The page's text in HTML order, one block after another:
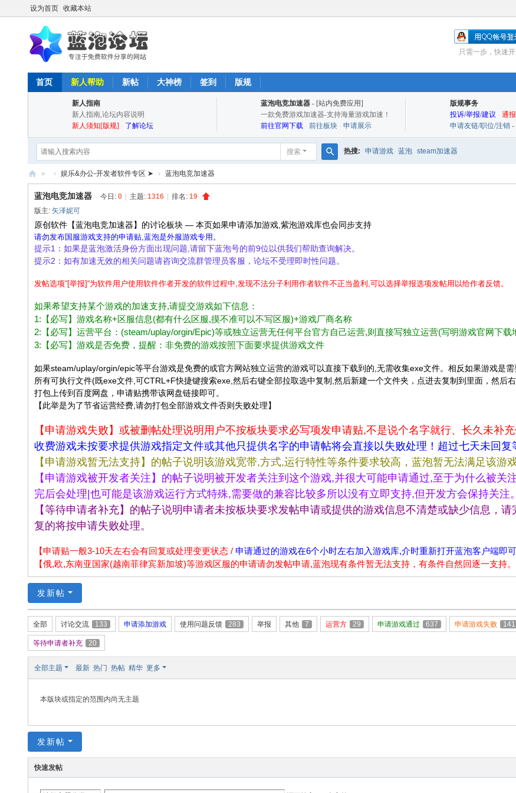
设为首页 收藏本站
只需一步，快速
首页 新人帮助 新帖 大神榜 签到 版规
新人指南
新人指南,论坛内容说明
新人须知[版规] - 了解论坛
蓝泡电竞加速器 - [站内免费应用]
一款免费游戏加速器-支持海量游戏加速！
前往官网下载 - 前往板块 - 申请展示
版规事务
投诉/举报/建议 - 通
申请友链/职位/注销
搜索
索
热搜: 申请游戏 蓝泡 steam加速器
蓝
泡
论
坛
娱
乐
软
学
习
论
bs
np
et
» › 娱乐&办公-开发者软件专区 ➤ › 蓝泡电竞加速器
蓝泡电竞加速器 今日: 0 主题: 1316 排名: 19
版主: 矢泽妮可
原创软件【蓝泡电竞加速器】的讨论板块 — 本页如果申请添加游戏,紫泡游戏库也会同步支持
请勿发布国服游戏支持的申请贴,蓝泡是外服游戏专用。
提示1：如果是蓝泡激活身份方面出现问题,请留下蓝泡号的前9位以供我们帮助查询解决。
提示2：如有加速无效的相关问题请咨询交流群管理员客服，论坛不受理即时性问题。
发帖选项“[举报]“为软件用户使用软件作者开发的软件过程中,发现不法分子利用作者软件不正当盈利,可以选择举报选项发帖用以给作者反馈。
如果希望支持某个游戏的加速支持,请提交游戏如下信息：
1:【必写】游戏名称+区服信息(都有什么区服,摸不准可以不写区服)+游戏厂商名称
2:【必写】运营平台：(steam/uplay/orgin/Epic)等或独立运营无任何平台官方自己运营,则直接写独立运营(写明游戏官网下载
3:【必写】游戏是否免费，提醒：非免费的游戏按照下面要求提供游戏文件
如果steam/uplay/orgin/epic等平台游戏是免费的或官方网站独立运营的游戏可以直接下载到的,无需收集exe文件。相反如果游戏是
所有可执行文件(既exe文件,可CTRL+F快捷键搜索exe,然后右键全部拉取选中复制,然后新建一个文件夹，点进去复制到里面，然后
打包上传到百度网盘，申请贴携带该网盘链接即可。
【此举是为了节省运营经费,请勿打包全部游戏文件否则失败处理】
【申请游戏失败】或被删帖处理说明用户不按板块要求必写项发申请贴,不是说个名字就行、长久未补
收费游戏未按要求提供游戏指定文件或其他只提供名字的申请帖将会直接以失败处理！超过七天未回
【申请游戏暂无法支持】的帖子说明该游戏宽带,方式,运行特性等条件要求较高，蓝泡暂无法满足该游
【申请游戏被开发者关注】的帖子说明被开发者关注到这个游戏,并很大可能申请通过,至于为什么被
完后会处理|也可能是该游戏运行方式特殊,需要做的兼容比较多所以没有立即支持,但开发方会保持关注。
【等待申请者补充】的帖子说明申请者未按板块要求发帖申请或提供的游戏信息不清楚或缺少信息，
复的将按申请失败处理。
【申请贴一般3-10天左右会有回复或处理变更状态 / 申请通过的游戏在6个小时左右加入游戏库,介时重新打开蓝泡客户端即
【俄,欧,东南亚国家(越南菲律宾新加坡)等游戏区服的申请请勿发帖申请,蓝泡现有条件暂无法支持，有条件自然回逐一支持。
发新帖
全部 讨论交流 133 申请添加游戏 使用问题反馈 283 举报 其他 7 运营方 29 申请游戏通过 637 申请游戏失败 141
等待申请者补充 20
全部主题 最新 热门 热帖 精华 更多
本版块或指定的范围内尚无主题
发新帖
快速发帖